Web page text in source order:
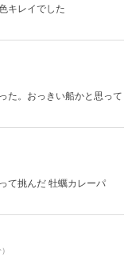
キレイでした
た。おっきい船かと思って
て挑んだ 牡蠣カレーパ